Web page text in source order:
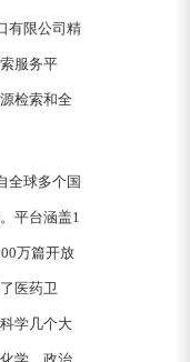
有限公司精
服务平
检索和全
全球多个国
平台涵盖1
万篇开放
医药卫
学几个大